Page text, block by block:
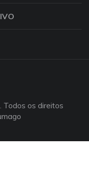
os direitos